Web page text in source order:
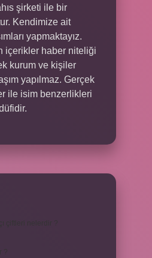
şirketi ile bir
Kendimize ait
yapmaktayız.
içerikler haber niteliği
kurum ve kişiler
yapılmaz. Gerçek
ile isim benzerlikleri